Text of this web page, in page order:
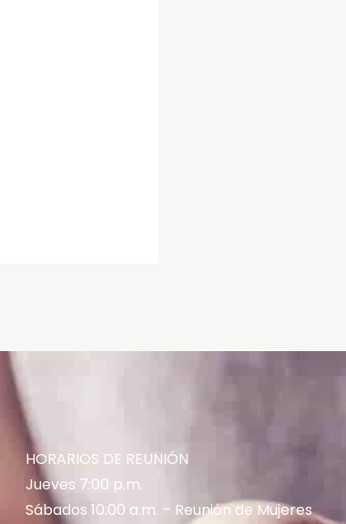
HORARIOS DE REUNIÓN
Jueves 7:00 p.m.
Sábados 10:00 a.m. – Reunión de Mujeres